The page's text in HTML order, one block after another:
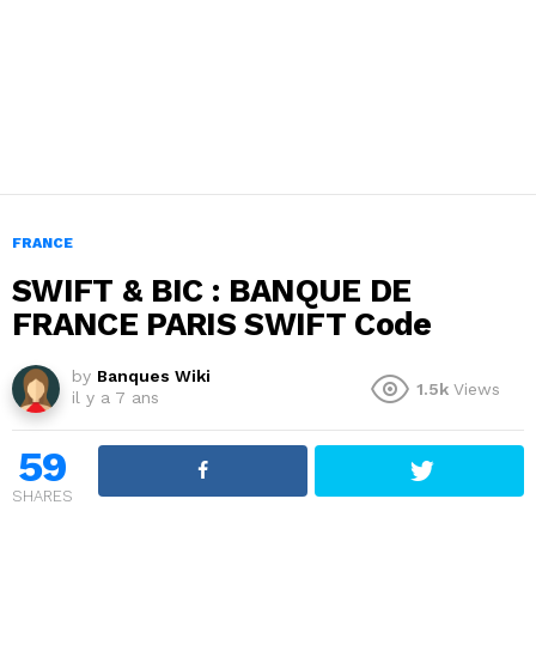
FRANCE
SWIFT & BIC : BANQUE DE
FRANCE PARIS SWIFT Code
by Banques Wiki
il y a 7 ans
1.5k Views
59
SHARES